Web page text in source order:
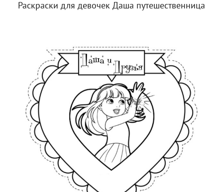
Раскраски для девочек Даша путешественница